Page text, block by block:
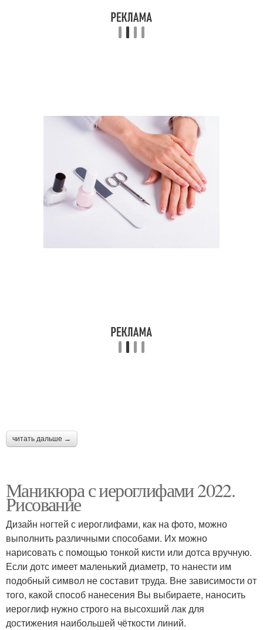
Маникюр с японскими
иероглифами
Маникюр в японском
стиле
маникюр в домашних
условиях
Тенденции в маникюре
Иероглифы в маникюре
лунный маникюр
красивый маникюр Ведический маникюр
читать дальше →
Маникюра с иероглифами 2022.
Рисование
Дизайн ногтей с иероглифами, как на фото, можно
выполнить различными способами. Их можно
нарисовать с помощью тонкой кисти или дотса вручную.
Если дотс имеет маленький диаметр, то нанести им
подобный символ не составит труда. Вне зависимости от
того, какой способ нанесения Вы выбираете, наносить
иероглиф нужно строго на высохший лак для
достижения наибольшей чёткости линий.